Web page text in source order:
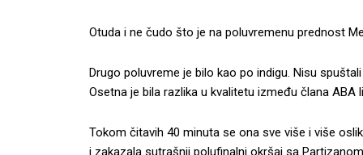
Otuda i ne čudo što je na poluvremenu prednost
Drugo poluvreme je bilo kao po indigu. Nisu
Osetna je bila razlika u kvalitetu između člana ABA
Tokom čitavih 40 minuta se ona sve više i više
i zakazala sutrašnji polufinalni okršaj sa